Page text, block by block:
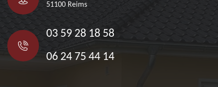
51100 Reims
03 59 28 18 58
06 24 75 44 14